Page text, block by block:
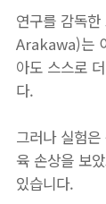
연구를 감독
Arakawa)는
아도 스스로
다.
그러나 실험
육 손상을 보
있습니다.